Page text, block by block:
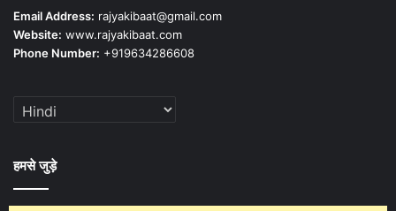
Email Address: rajyakibaat@gmail.com
Website: www.rajyakibaat.com
Phone Number: +919634286608
हमसे जुड़े